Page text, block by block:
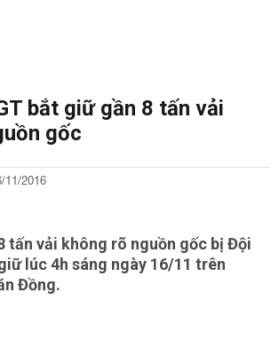
bắt giữ gần 8 tấn vải
gốc
11/2016
tấn vải không rõ nguồn gốc bị Đội
lúc 4h sáng ngày 16/11 trên
Đồng.